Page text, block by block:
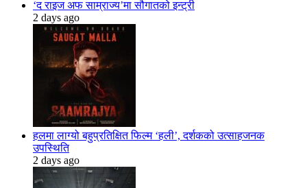
‘द राइज अफ साम्राज्य’मा सौगातको इन्ट्री
2 days ago
हलमा लाग्यो बहुप्रतिक्षित फिल्म ‘हली’, दर्शकको उत्साहजनक
उपस्थिति
2 days ago